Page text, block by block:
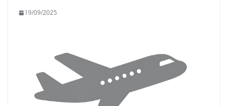
19/09/2025